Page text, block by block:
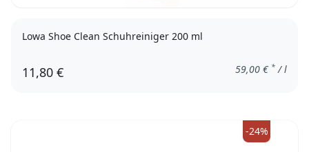
Lowa Shoe Clean Schuhreiniger 200 ml
11,80 € 59,00 € * / l
-24%